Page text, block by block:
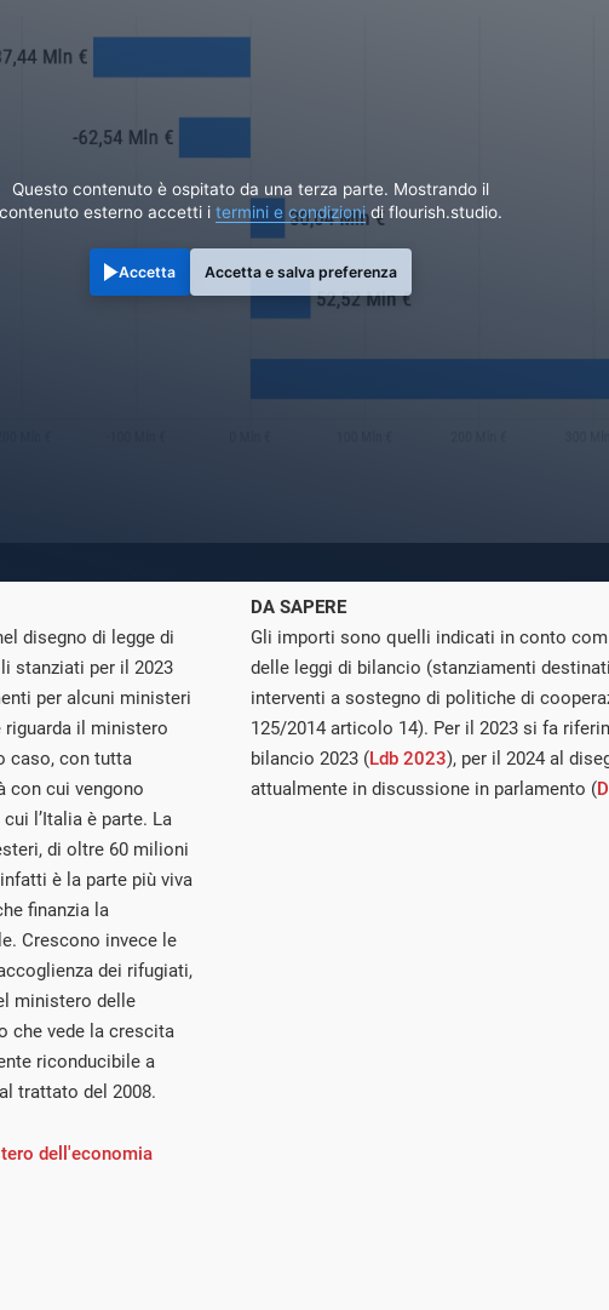
Questo contenuto è ospitato da una terza parte. Mostrando il
contenuto esterno accetti i termini e condizionidi flourish.studio.
Accetta Accetta e salva preferenza
disegno di legge di
stanziati per il 2023
per alcuni ministeri
il ministero
caso, con tutta
con cui vengono
l’Italia è parte. La
di oltre 60 milioni
è la parte più viva
finanzia la
Crescono invece le
dei rifugiati,
ministero delle
che vede la crescita
riconducibile a
trattato del 2008.
DA SAPERE
Gli importi sono quelli indicati in conto
delle leggi di bilancio (stanziamenti
interventi a sostegno di politiche di
125/2014 articolo 14). Per il 2023 si fa
bilancio 2023 (Ldb 2023), per il 2024 al
attualmente in discussione in parlamento (
dell'economia